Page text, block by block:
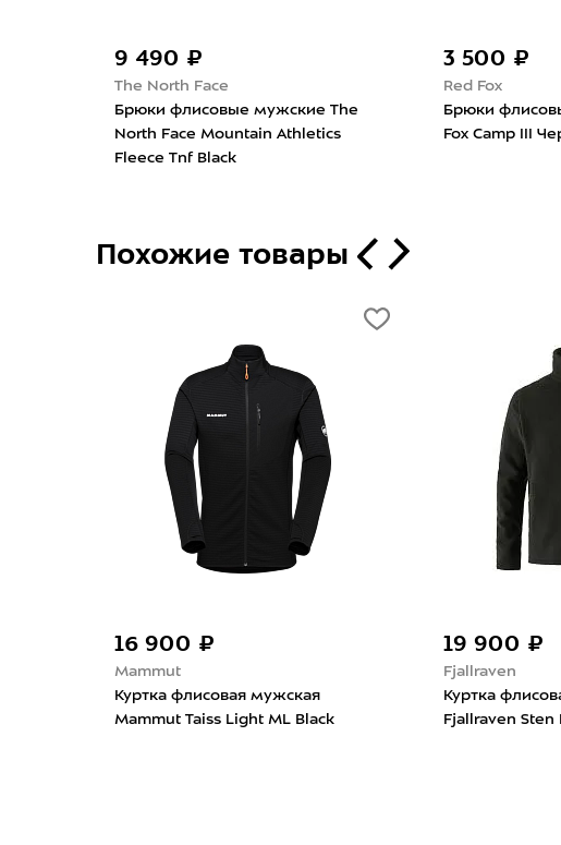
9 490 ₽
The North Face
Брюки флисовые мужские The
North Face Mountain Athletics
Fleece Tnf Black
3 500 ₽
Red Fox
Брюки
Fox Camp III
Похожие товары
16 900 ₽
Mammut
Куртка флисовая мужская
Mammut Taiss Light ML Black
19 900 ₽
Fjallraven
Куртка
Fjallraven Sten